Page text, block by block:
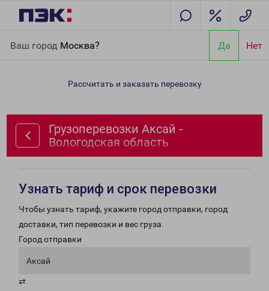
Ваш город Москва? Да Нет
область
Рассчитать и заказать перевозку
Грузоперевозки Аксай -
Вологодская область
Узнать тариф и срок перевозки
Чтобы узнать тариф, укажите город отправки, город
доставки, тип перевозки и вес груза.
Город отправки
Аксай
⇄